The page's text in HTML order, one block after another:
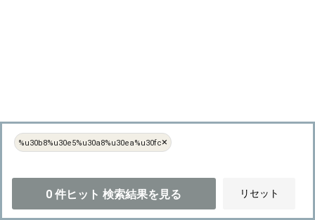
%u30b8%u30e5%u30a8%u30ea%u30fc×
0 件ヒット 検索結果を見る リセット